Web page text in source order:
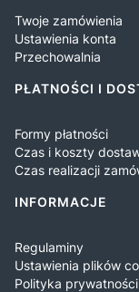
Twoje zamówienia
Ustawienia konta
Przechowalnia
PŁATNOŚCI I
Formy płatności
Czas i koszty
Czas realizacji
INFORMACJE
Regulaminy
Ustawienia plików
Polityka prywatności